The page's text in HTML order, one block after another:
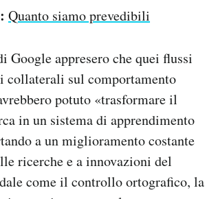
Quanto siamo prevedibili
Google appresero che quei flussi
collaterali sul comportamento
potuto «trasformare il
in un sistema di apprendimento
a un miglioramento costante
ricerche e a innovazioni del
come il controllo ortografico, la